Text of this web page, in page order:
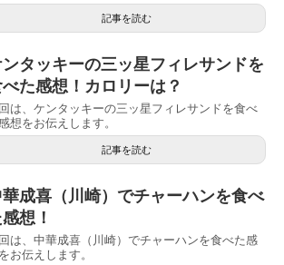
記事を読む
タッキーの三ッ星フィレサンドを
た感想！カロリーは？
は、ケンタッキーの三ッ星フィレサンドを食べ
想をお伝えします。
記事を読む
華成喜（川崎）でチャーハンを食べ
想！
は、中華成喜（川崎）でチャーハンを食べた感
お伝えします。